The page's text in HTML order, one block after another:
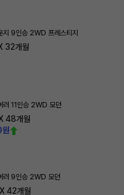
지 9인승 2WD 프레스티지
32개월
러 11인승 2WD 모던
48개월
러 9인승 2WD 모던
42개월